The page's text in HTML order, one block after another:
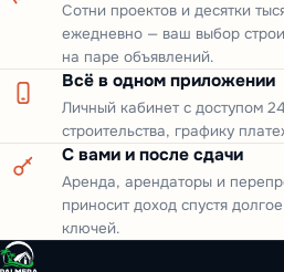
Сотни проектов и десятки
ежедневно — ваш выбор
на паре объявлений.
Всё в одном приложении
Личный кабинет с доступом
строительства, графику
С вами и после сдачи
Аренда, арендаторы и
приносит доход спустя
ключей.